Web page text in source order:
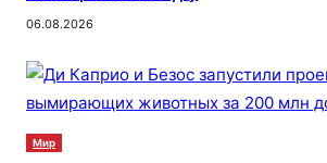
06.08.2026
Мир